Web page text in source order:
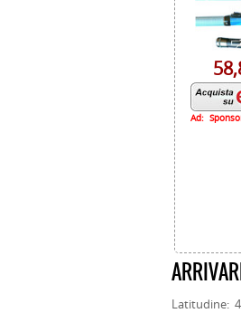
Ad:
Latitudine: